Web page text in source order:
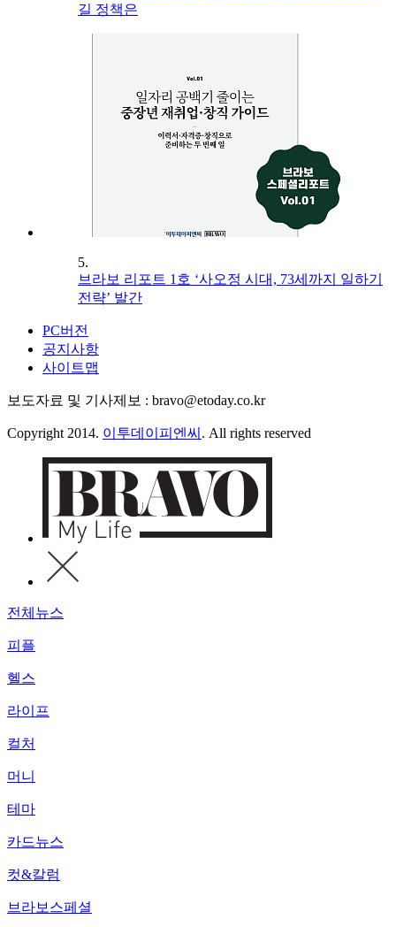
길 정책은
5.
브라보 리포트 1호 ‘사오정 시대, 73세까지 일하기
전략’ 발간
PC버전
공지사항
사이트맵
보도자료 및 기사제보 : bravo@etoday.co.kr
Copyright 2014. 이투데이피엔씨 . All rights reserved
전체뉴스
피플
헬스
라이프
컬처
머니
테마
카드뉴스
컷&칼럼
브라보스페셜